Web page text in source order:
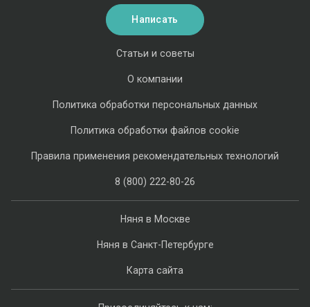
Няня в Москве
Няня в Санкт-Петербурге
Карта сайта
Статьи и советы
О компании
Политика обработки персональных данных
Политика обработки файлов cookie
Правила применения рекомендательных технологий
8 (800) 222-80-26
Написать